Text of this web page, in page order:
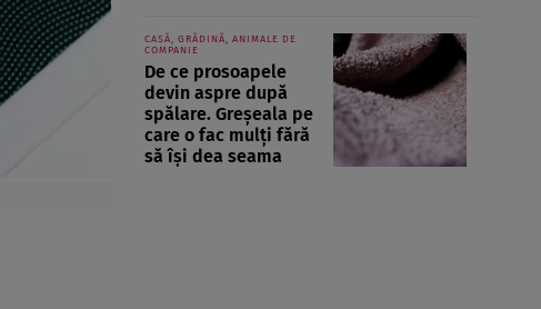
CASĂ, GRĂDINĂ, ANIMALE DE
COMPANIE
De ce prosoapele
devin aspre după
spălare. Greșeala pe
care o fac mulți fără
să își dea seama